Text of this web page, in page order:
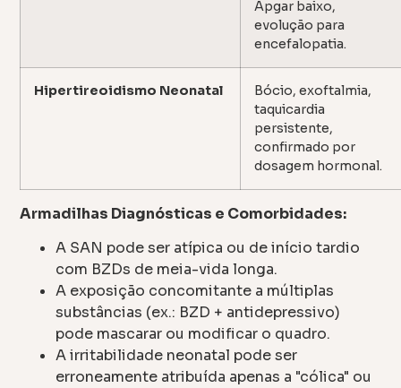
Apgar baixo,
evolução para
encefalopatia.
Hipertireoidismo Neonatal
Bócio, exoftalmia,
taquicardia
persistente,
confirmado por
dosagem hormonal.
Armadilhas Diagnósticas e Comorbidades:
A SAN pode ser atípica ou de início tardio
com BZDs de meia-vida longa.
A exposição concomitante a múltiplas
substâncias (ex.: BZD + antidepressivo)
pode mascarar ou modificar o quadro.
A irritabilidade neonatal pode ser
erroneamente atribuída apenas a "cólica" ou